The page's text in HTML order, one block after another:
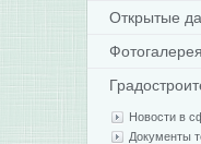
Открытые
Фотогалерея
Новости в
Документы